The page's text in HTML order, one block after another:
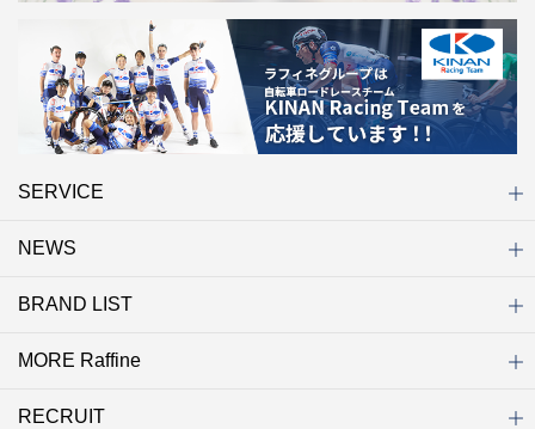
SERVICE
初めての方へ
店舗検索
キャンペーン
ラフィネ マルシェ（通販サイト）
WEB予約
よくある質問（Q&A）
サイトマップ
NEWS
ニュース一覧
お知らせ
オープン
クローズ
リニューアル
その他
BRAND LIST
ブランド一覧
ラフィネ
グランラフィネ
バダンバルー
ラフィネプリュス
プチラフィネ
整体ナチュラルボディ
トータルセラピー
フットデザイン
REFLE（リフレ）
Raffine TOKYO
ラフィネ ランニングスタイル
MORE Raffine
MORE Raffine
ラフィネのこだわり
ラフィネのひみつ
お得で便利なサービス
ラフィネギフト
ラフィネグループアスリート
RECRUIT